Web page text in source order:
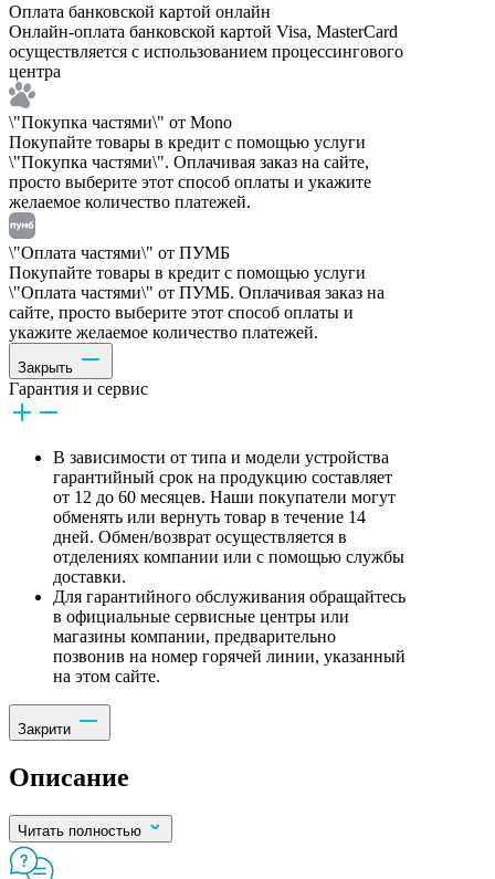
Оплата банковской картой онлайн
Онлайн-оплата банковской картой Visa, MasterCard
осуществляется с использованием процессингового
центра
\"Покупка частями\" от Mono
Покупайте товары в кредит с помощью услуги
\"Покупка частями\". Оплачивая заказ на сайте,
просто выберите этот способ оплаты и укажите
желаемое количество платежей.
\"Оплата частями\" от ПУМБ
Покупайте товары в кредит с помощью услуги
\"Оплата частями\" от ПУМБ. Оплачивая заказ на
сайте, просто выберите этот способ оплаты и
укажите желаемое количество платежей.
Закрыть
Гарантия и сервис
В зависимости от типа и модели устройства
гарантийный срок на продукцию составляет
от 12 до 60 месяцев. Наши покупатели могут
обменять или вернуть товар в течение 14
дней. Обмен/возврат осуществляется в
отделениях компании или с помощью службы
доставки.
Для гарантийного обслуживания обращайтесь
в официальные сервисные центры или
магазины компании, предварительно
позвонив на номер горячей линии, указанный
на этом сайте.
Закрити
Описание
Читать полностью